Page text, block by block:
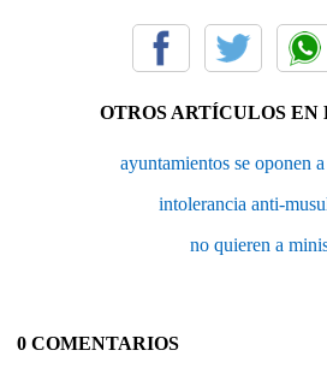
OTROS ARTÍCULOS EN
ayuntamientos se oponen
intolerancia anti-
no quieren a
0 COMENTARIOS